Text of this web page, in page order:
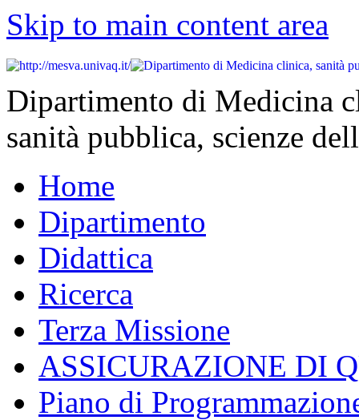
Skip to main content area
Dipartimento di Medicina
sanità pubblica, scienze
Home
Dipartimento
Didattica
Ricerca
Terza Missione
ASSICURAZIONE DI
Piano di